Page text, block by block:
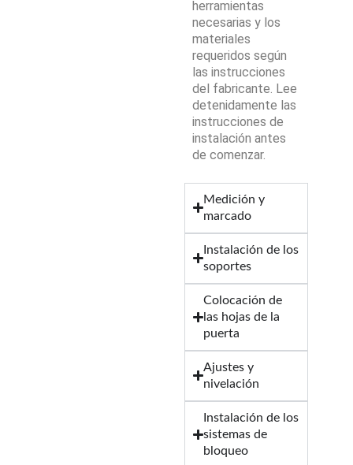
herramientas
necesarias y los
materiales
requeridos según
las instrucciones
del fabricante. Lee
detenidamente las
instrucciones de
instalación antes
de comenzar.
Medición y
marcado
Instalación de los
soportes
Colocación de
las hojas de la
puerta
Ajustes y
nivelación
Instalación de los
sistemas de
bloqueo